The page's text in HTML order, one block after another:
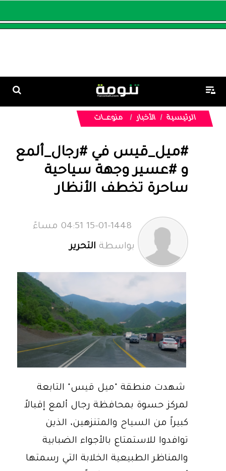
الرئيسية الأخبار منوعـــات
#ميل_قيس في #رجال_ألمع
و #عسير وجهة سياحية
ساحرة تخطف الأنظار
بواسطة التحرير
شهدت منطقة "ميل قيس" التابعة
لمركز حسوة بمحافظة رجال ألمع إقبالاً
كبيراً من السياح والمتنزهين، الذين
توافدوا للاستمتاع بالأجواء الضبابية
والمناظر الطبيعية الخلابة التي رسمتها